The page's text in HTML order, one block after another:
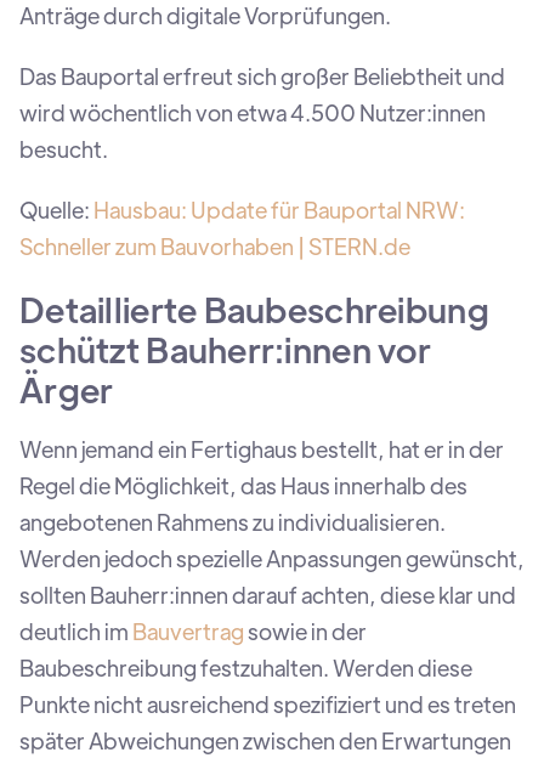
Anträge durch digitale Vorprüfungen.
Das Bauportal erfreut sich großer Beliebtheit und
wird wöchentlich von etwa 4.500 Nutzer:innen
besucht.
Quelle: Hausbau: Update für Bauportal NRW:
Schneller zum Bauvorhaben | STERN.de
Detaillierte Baubeschreibung
schützt Bauherr:innen vor
Ärger
Wenn jemand ein Fertighaus bestellt, hat er in der
Regel die Möglichkeit, das Haus innerhalb des
angebotenen Rahmens zu individualisieren.
Werden jedoch spezielle Anpassungen gewünscht,
sollten Bauherr:innen darauf achten, diese klar und
deutlich im Bauvertragsowie in der
Baubeschreibung festzuhalten. Werden diese
Punkte nicht ausreichend spezifiziert und es treten
später Abweichungen zwischen den Erwartungen